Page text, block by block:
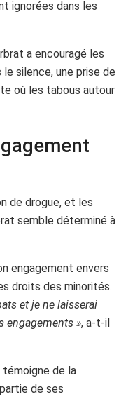
ignorées dans les
a encouragé les
silence, une prise de
où les tabous autour
de drogue, et les
semble déterminé à
engagement envers
droits des minorités.
et je ne laisserai
engagements », a-t-il
témoigne de la
de ses